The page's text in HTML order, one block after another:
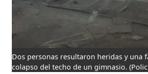
Dos personas resultaron heridas y una
colapso del techo de un gimnasio.